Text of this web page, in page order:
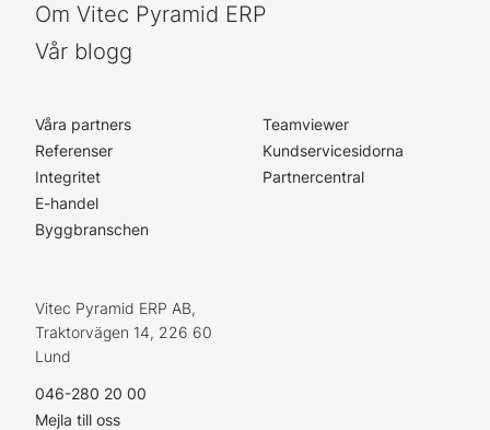
Om Vitec Pyramid ERP
Vår blogg
Våra partners
Referenser
Integritet
E-handel
Byggbranschen
Teamviewer
Kundservicesidorna
Partnercentral
Vitec Pyramid ERP AB,
Traktorvägen 14, 226 60
Lund
046-280 20 00
Mejla till oss